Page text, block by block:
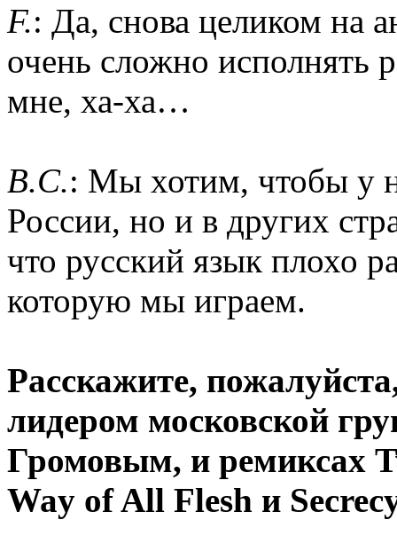
F.: Да, снова целиком на
очень сложно исполнять
мне, ха-ха…
B.C.: Мы хотим, чтобы у
России, но и в других
что русский язык плохо
которую мы играем.
Расскажите,
лидером московской
Громовым, и ремиксах
Way of All Flesh и